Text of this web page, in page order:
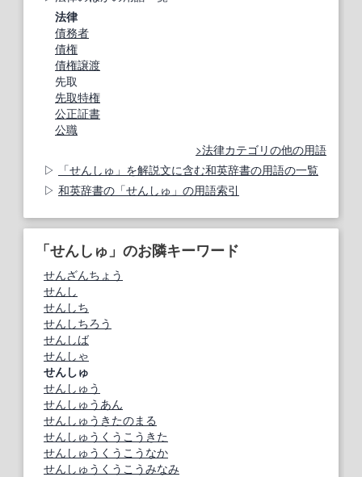
法律
債務者
債権
債権譲渡
先取
先取特権
公正証書
公職
法律カテゴリの他の用語
「せんしゅ」を解説文に含む和英辞書の用語の一覧
和英辞書の「せんしゅ」の用語索引
「せんしゅ」のお隣キーワード
せんざんちょう
せんし
せんしち
せんしちろう
せんしば
せんしゃ
せんしゅ
せんしゅう
せんしゅうあん
せんしゅうきたのまる
せんしゅうくうこうきた
せんしゅうくうこうなか
せんしゅうくうこうみなみ